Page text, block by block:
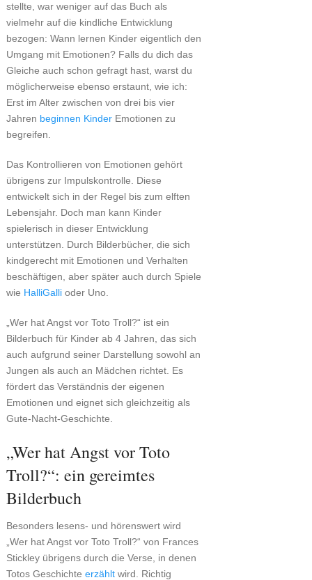
stellte, war weniger auf das Buch als
vielmehr auf die kindliche Entwicklung
bezogen: Wann lernen Kinder eigentlich den
Umgang mit Emotionen? Falls du dich das
Gleiche auch schon gefragt hast, warst du
möglicherweise ebenso erstaunt, wie ich:
Erst im Alter zwischen von drei bis vier
Jahren beginnen KinderEmotionen zu
begreifen.
Das Kontrollieren von Emotionen gehört
übrigens zur Impulskontrolle. Diese
entwickelt sich in der Regel bis zum elften
Lebensjahr. Doch man kann Kinder
spielerisch in dieser Entwicklung
unterstützen. Durch Bilderbücher, die sich
kindgerecht mit Emotionen und Verhalten
beschäftigen, aber später auch durch Spiele
wie HalliGallioder Uno.
„Wer hat Angst vor Toto Troll?“ ist ein
Bilderbuch für Kinder ab 4 Jahren, das sich
auch aufgrund seiner Darstellung sowohl an
Jungen als auch an Mädchen richtet. Es
fördert das Verständnis der eigenen
Emotionen und eignet sich gleichzeitig als
Gute-Nacht-Geschichte.
„Wer hat Angst vor Toto
Troll?“: ein gereimtes
Bilderbuch
Besonders lesens- und hörenswert wird
„Wer hat Angst vor Toto Troll?“ von Frances
Stickley übrigens durch die Verse, in denen
Totos Geschichte erzähltwird. Richtig